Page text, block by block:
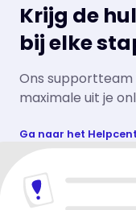
Krijg de
bij elke
Ons
maximale uit je
Ga naar het